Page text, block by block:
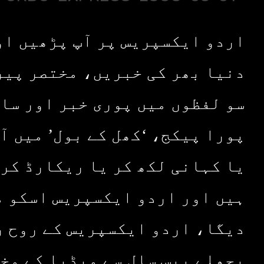
اردو ایکسپریس پر آپ پڑھیں
دنیا بھر کی خبریں، مختصر
سو لفظوں میں پوری خبر اور
پورا پیکج، ‘کھل کے بول’ میں
یا کہانی لکھ کر یا ریکارڈ
ہیں اور اردو ایکسپریس اسکو
دیگا، اردو ایکسپریس کے روح
پچھلے بیس سال سے میڈیا کے